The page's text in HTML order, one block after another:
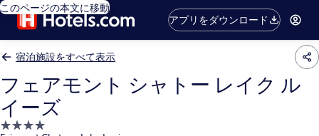
このページの本文に移動
アプリをダウンロード
宿泊施設をすべて表示
フェアモント シャトー レイク ル
イーズ
4.0